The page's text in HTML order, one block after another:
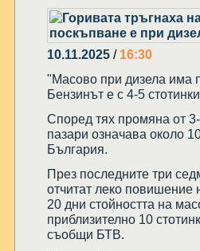
10.11.2025 / 16:30
"Масово при дизела има
Бензинът е с 4-5
Според тях промяна от
пазари означава около
България.
През последните три
отчитат леко повишение
20 дни стойността на
приблизително 10
съобщи БТВ.